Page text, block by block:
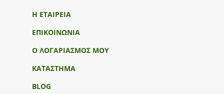
Η ΕΤΑΙΡΕΙΑ
ΕΠΙΚΟΙΝΩΝΙΑ
Ο ΛΟΓΑΡΙΑΣΜΟΣ ΜΟΥ
ΚΑΤΑΣΤΗΜΑ
BLOG